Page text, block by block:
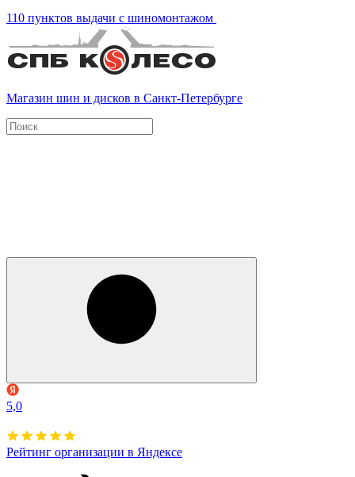
110 пунктов выдачи с шиномонтажом
Магазин шин и дисков в Санкт-Петербурге
5,0
Рейтинг организации в Яндексе